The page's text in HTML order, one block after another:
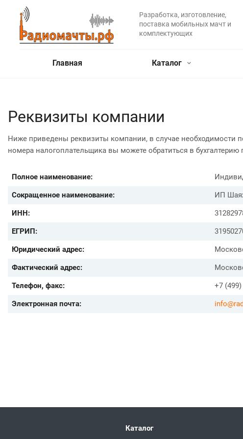
Разработка, изготовление,
поставка мобильных мачт и
комплектующих
Главная Каталог
Реквизиты компании
Ниже приведены реквизиты компании, в случае необходимости
номера налогоплательщика вы можете обратиться в бухгалтерию
Полное наименование:
Сокращенное наименование: ИП
ИНН:
ЕГРИП:
Юридический адрес:
Фактический адрес:
Телефон, факс: +7 (499)
Электронная почта:
Каталог